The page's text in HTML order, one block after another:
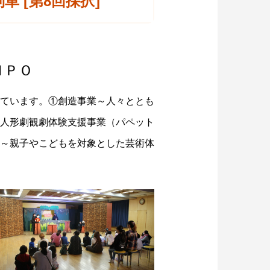
Ｏ
います。①創造事業～人々ととも
形劇観劇体験支援事業（パペット
親子やこどもを対象とした芸術体